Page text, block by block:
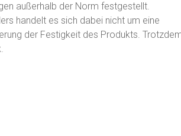
außerhalb der Norm festgestellt.
handelt es sich dabei nicht um eine
der Festigkeit des Produkts.